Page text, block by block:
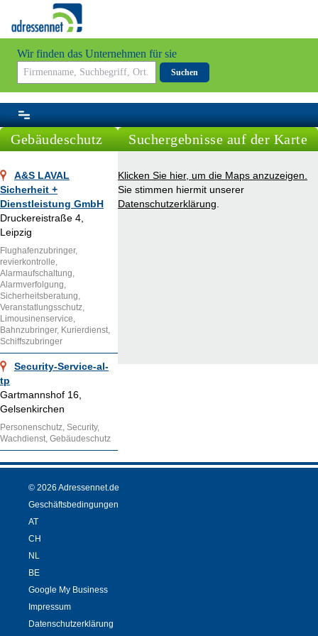
Wir finden das Unternehmen für sie
Suchen
Gebäudeschutz
A&S LAVAL
Sicherheit +
Dienstleistung GmbH
Druckereistraße 4,
Leipzig
Flughafenzubringer,
revierkontrolle,
Alarmaufschaltung,
Alarmverfolgung,
Sicherheitsberatung,
Veranstatlungsschutz,
Limousinenservice,
Bahnzubringer, Kurierdienst,
Schiffszubringer
Security-Service-al-
tp
Gartmannshof 16,
Gelsenkirchen
Personenschutz, Security,
Wachdienst, Gebäudeschutz
Suchergebnisse auf der Karte
Klicken Sie hier, um die Maps anzuzeigen.
Sie stimmen hiermit unserer
Datenschutzerklärung
© 2026 Adressennet.de
Geschäftsbedingungen
AT
CH
NL
BE
Google My Business
Impressum
Datenschutzerklärung